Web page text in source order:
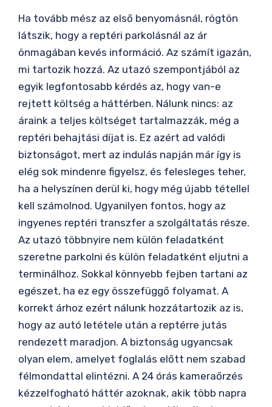
Ha tovább mész az első benyomásnál, rögtön
látszik, hogy a reptéri parkolásnál az ár
önmagában kevés információ. Az számít igazán,
mi tartozik hozzá. Az utazó szempontjából az
egyik legfontosabb kérdés az, hogy van-e
rejtett költség a háttérben. Nálunk nincs: az
áraink a teljes költséget tartalmazzák, még a
reptéri behajtási díjat is. Ez azért ad valódi
biztonságot, mert az indulás napján már így is
elég sok mindenre figyelsz, és felesleges teher,
ha a helyszínen derül ki, hogy még újabb tétellel
kell számolnod. Ugyanilyen fontos, hogy az
ingyenes reptéri transzfer a szolgáltatás része.
Az utazó többnyire nem külön feladatként
szeretne parkolni és külön feladatként eljutni a
terminálhoz. Sokkal könnyebb fejben tartani az
egészet, ha ez egy összefüggő folyamat. A
korrekt árhoz ezért nálunk hozzátartozik az is,
hogy az autó letétele után a reptérre jutás
rendezett maradjon. A biztonság ugyancsak
olyan elem, amelyet foglalás előtt nem szabad
félmondattal elintézni. A 24 órás kameraőrzés
kézzelfogható háttér azoknak, akik több napra